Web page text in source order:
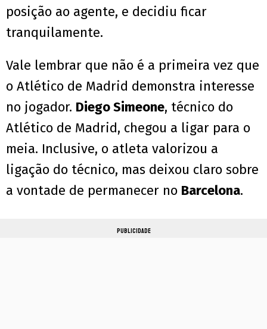
posição ao agente, e decidiu ficar
tranquilamente.
Vale lembrar que não é a primeira vez que
o Atlético de Madrid demonstra interesse
no jogador. Diego Simeone, técnico do
Atlético de Madrid, chegou a ligar para o
meia. Inclusive, o atleta valorizou a
ligação do técnico, mas deixou claro sobre
a vontade de permanecer no Barcelona.
PUBLICIDADE